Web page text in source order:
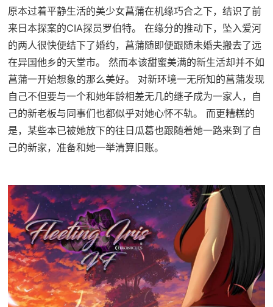
原本过着平静生活的美少女菖蒲在机缘巧合之下，结识了前
来日本探案的CIA探员罗伯特。 在缘分的推动下，坠入爱河
的两人很快便结下了婚约，菖蒲随即便跟随未婚夫搬去了远
在异国他乡的天堂市。 然而本该甜蜜美满的新生活却并不如
菖蒲一开始想象的那么美好。 对新环境一无所知的菖蒲发现
自己不但要与一个和她年龄相差无几的继子成为一家人，自
己的新老板与同事们也都似乎对她心怀不轨。 而更糟糕的
是，某些本已被她放下的往日瓜葛也跟随着她一路来到了自
己的新家，准备和她一举清算旧账。